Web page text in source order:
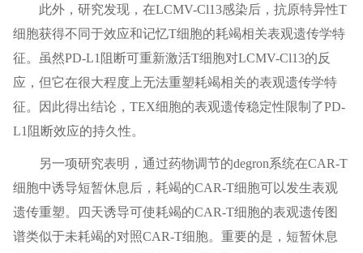
此外，研究发现，在LCMV-Cl13感染后，抗原特异性T
细胞获得不同于效应和记忆T细胞的耗竭相关表观遗传学特
征。虽然PD-L1阻断可重新激活T细胞对LCMV-Cl13的反
应，但它在很大程度上无法重塑耗竭相关的表观遗传学特
征。因此得出结论，TEX细胞的表观遗传稳定性限制了PD-
L1阻断效应的持久性。
另一项研究表明，通过药物调节的degron系统在CAR-T
细胞中诱导短暂休息后，耗竭的CAR-T细胞可以发生表观
遗传重塑。四天诱导可使耗竭的CAR-T细胞的表观遗传图
谱类似于未耗竭的对照CAR-T细胞。重要的是，短暂休息